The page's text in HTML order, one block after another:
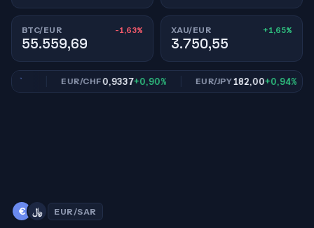
BTC/EUR -1,63%
55.559,69
XAU/EUR +1,65%
3.750,55
EUR/CHF0,9337+0,90% EUR/JPY182,00+0,94%
€ ﷼ EUR/SAR